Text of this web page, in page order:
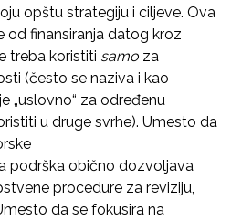
opštu strategiju i ciljeve. Ova
od finansiranja datog kroz
treba koristiti samo za
(često se naziva i kao
„uslovno“ za određenu
u druge svrhe). Umesto da
podrška obično dozvoljava
procedure za reviziju,
da se fokusira na